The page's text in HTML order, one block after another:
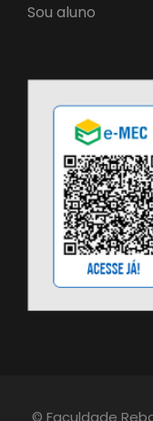
Sou aluno
© Faculdade